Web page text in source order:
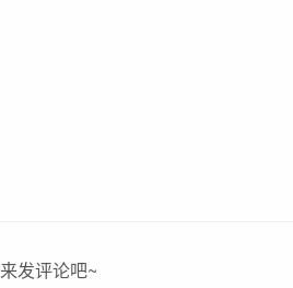
来发评论吧~